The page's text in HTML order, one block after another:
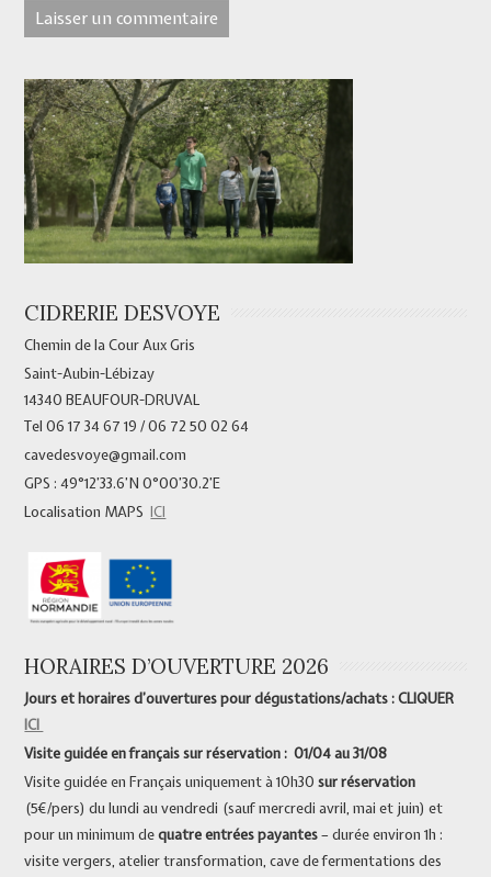
CIDRERIE DESVOYE
Chemin de la Cour Aux Gris
Saint-Aubin-Lébizay
14340 BEAUFOUR-DRUVAL
Tel 06 17 34 67 19 / 06 72 50 02 64
cavedesvoye@gmail.com
GPS : 49°12’33.6’N 0°00’30.2’E
Localisation MAPSICI
HORAIRES D’OUVERTURE 2026
Jours et horaires d’ouvertures pour dégustations/achats : CLIQUER
ICI
Visite guidée en français sur réservation : 01/04 au 31/08
Visite guidée en Français uniquement à 10h30sur réservation
(5€/pers) du lundi au vendredi (sauf mercredi avril, mai et juin) et
pour un minimum dequatre entrées payantes– durée environ 1h :
visite vergers, atelier transformation, cave de fermentations des